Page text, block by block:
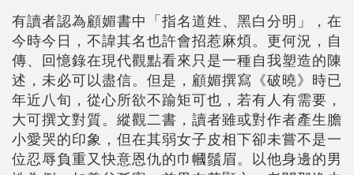
有讀者認為顧媚書中「指名道姓、黑白分明」，在
今時今日，不諱其名也許會招惹麻煩。更何況，自
傳、回憶錄在現代觀點看來只是一種自我塑造的陳
述，未必可以盡信。但是，顧媚撰寫《破曉》時已
年近八旬，從心所欲不踰矩可也，若有人有需要，
大可撰文對質。縱觀二書，讀者雖或對作者產生膽
小愛哭的印象，但在其弱女子皮相下卻未嘗不是一
位忍辱負重又快意恩仇的巾幗鬚眉。以他身邊的男